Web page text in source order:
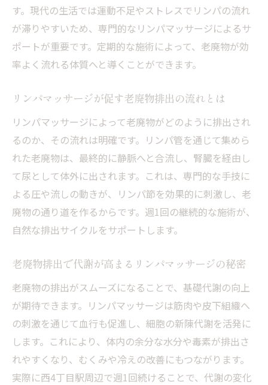
す。現代の生活では運動不足やストレスでリンパの流れ
が滞りやすいため、専門的なリンパマッサージによるサ
ポートが重要です。定期的な施術によって、老廃物が効
率よく流れる体質へと導くことができます。
リンパマッサージが促す老廃物排出の流れとは
リンパマッサージによって老廃物がどのように排出され
るのか、その流れは明確です。リンパ管を通じて集めら
れた老廃物は、最終的に静脈へと合流し、腎臓を経由し
て尿として体外に出されます。これは、専門的な手技に
よる圧や流しの動きが、リンパ節を効果的に刺激し、老
廃物の通り道を作るからです。週1回の継続的な施術が、
自然な排出サイクルをサポートします。
老廃物排出で代謝が高まるリンパマッサージの秘密
老廃物の排出がスムーズになることで、基礎代謝の向上
が期待できます。リンパマッサージは筋肉や皮下組織へ
の刺激を通じて血行も促進し、細胞の新陳代謝を活発に
します。これにより、体内の余分な水分や毒素が排出さ
れやすくなり、むくみや冷えの改善にもつながります。
実際に西4丁目駅周辺で週1回続けることで、代謝の変化